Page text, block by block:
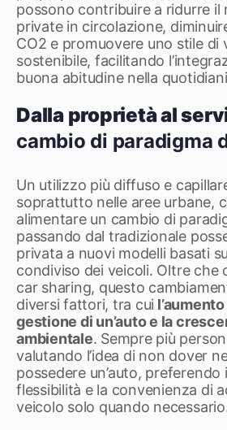
possono contribuire a ridurre il
private in circolazione,
CO2 e promuovere uno stile di
sostenibile, facilitando
buona abitudine nella
Dalla proprietà al
cambio di paradigma
Un utilizzo più diffuso e
soprattutto nelle aree urbane,
alimentare un cambio di
passando dal tradizionale
privata a nuovi modelli basati
condiviso dei veicoli. Oltre che
car sharing, questo
diversi fattori, tra cui
gestione di un’auto e la
ambientale. Sempre più
valutando l’idea di non dover
possedere un’auto, preferendo
flessibilità e la convenienza di
veicolo solo quando